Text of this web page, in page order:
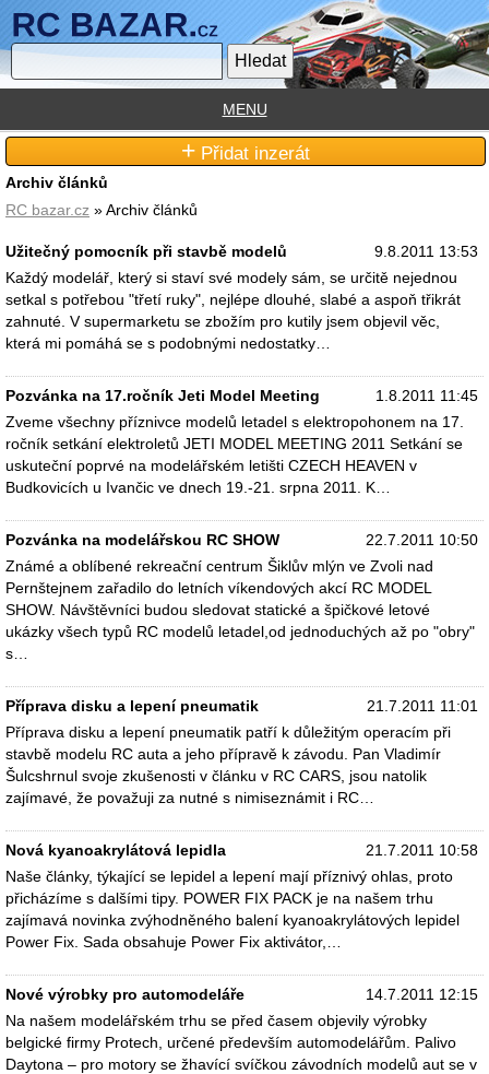
Archiv článků
9.8.2011 13:53
Užitečný pomocník při stavbě modelů
Každý modelář, který si staví své modely sám, se určitě nejednou
setkal s potřebou "třetí ruky", nejlépe dlouhé, slabé a aspoň třikrát
zahnuté. V supermarketu se zbožím pro kutily jsem objevil věc,
která mi pomáhá se s podobnými nedostatky…
1.8.2011 11:45
Pozvánka na 17.ročník Jeti Model Meeting
Zveme všechny příznivce modelů letadel s elektropohonem na 17.
ročník setkání elektroletů JETI MODEL MEETING 2011 Setkání se
uskuteční poprvé na modelářském letišti CZECH HEAVEN v
Budkovicích u Ivančic ve dnech 19.-21. srpna 2011. K…
22.7.2011 10:50
Pozvánka na modelářskou RC SHOW
Známé a oblíbené rekreační centrum Šiklův mlýn ve Zvoli nad
Pernštejnem zařadilo do letních víkendových akcí RC MODEL
SHOW. Návštěvníci budou sledovat statické a špičkové letové
ukázky všech typů RC modelů letadel,od jednoduchých až po "obry"
s…
21.7.2011 11:01
Příprava disku a lepení pneumatik
Příprava disku a lepení pneumatik patří k důležitým operacím při
stavbě modelu RC auta a jeho přípravě k závodu. Pan Vladimír
Šulcshrnul svoje zkušenosti v článku v RC CARS, jsou natolik
zajímavé, že považuji za nutné s nimiseznámit i RC…
21.7.2011 10:58
Nová kyanoakrylátová lepidla
Naše články, týkající se lepidel a lepení mají příznivý ohlas, proto
přicházíme s dalšími tipy. POWER FIX PACK je na našem trhu
zajímavá novinka zvýhodněného balení kyanoakrylátových lepidel
Power Fix. Sada obsahuje Power Fix aktivátor,…
14.7.2011 12:15
Nové výrobky pro automodeláře
Na našem modelářském trhu se před časem objevily výrobky
belgické firmy Protech, určené především automodelářům. Palivo
Daytona – pro motory se žhavící svíčkou závodních modelů aut se v
RC bazar.cz » Archiv článků
MENU
+ Přidat inzerát